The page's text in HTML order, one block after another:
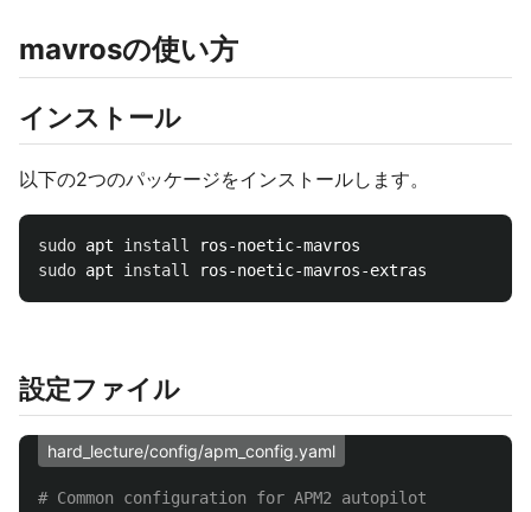
mavrosの使い方
インストール
以下の2つのパッケージをインストールします。
sudo apt install
sudo apt install
設定ファイル
hard_lecture/config/apm_config.yaml
# Common configuration for APM2 autopilot